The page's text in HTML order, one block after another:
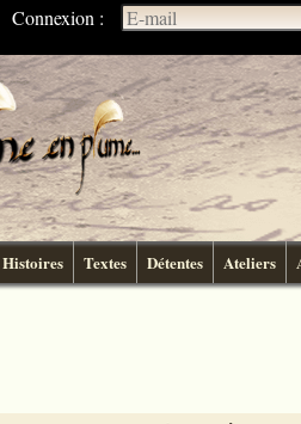
Connexion :
Histoires Textes Détentes Ateliers